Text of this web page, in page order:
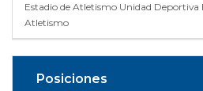
Estadio de Atletismo Unidad Deportiva
Atletismo
Posiciones